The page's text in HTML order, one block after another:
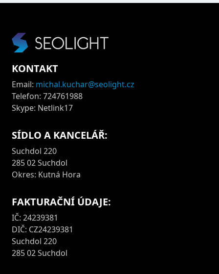
KONTAKT
Email: michal.kuchar@seolight.cz
Telefon: 724761988
Skype: Netlink17
SÍDLO A KANCELÁŘ:
Suchdol 220
285 02 Suchdol
Okres: Kutná Hora
FAKTURAČNÍ ÚDAJE:
IČ: 24239381
DIČ: CZ24239381
Suchdol 220
285 02 Suchdol